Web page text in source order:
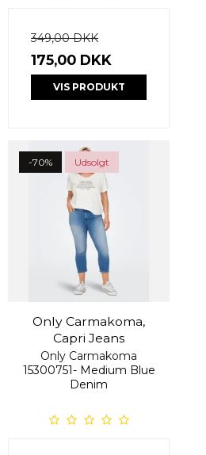
349,00 DKK
175,00 DKK
VIS PRODUKT
-70% Udsolgt
Only Carmakoma,
Capri Jeans
Only Carmakoma
15300751- Medium Blue
Denim